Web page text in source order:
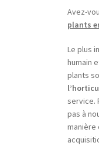
Avez-
plants
Le plus
humain
plants
service.
pas à
manière